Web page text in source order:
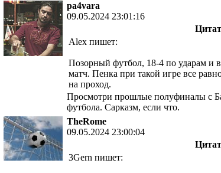
pa4vara
09.05.2024 23:01:16
Alex пишет:
Позорный футбол, 18-4 по ударам и
матч. Пенка при такой игре все
на проход.
Просмотри прошлые полуфиналы с
футбола. Сарказм, если что.
TheRome
09.05.2024 23:00:04
3Gern пишет: